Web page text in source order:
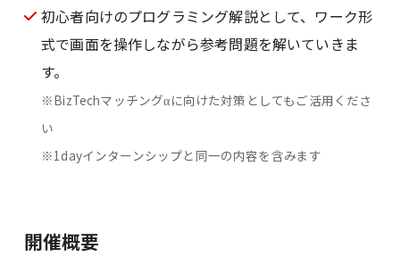
初心者向けのプログラミング解説として、ワーク形
式で画面を操作しながら参考問題を解いていきま
す。
※BizTechマッチングαに向けた対策としてもご活用くださ
い
※1dayインターンシップと同一の内容を含みます
開催概要